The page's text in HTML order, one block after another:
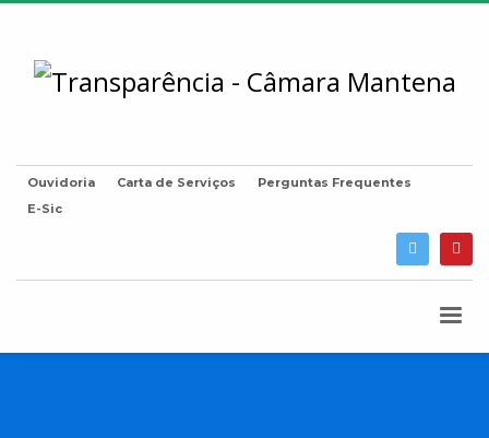
Ouvidoria Carta de Serviços
Perguntas Frequentes
E-Sic